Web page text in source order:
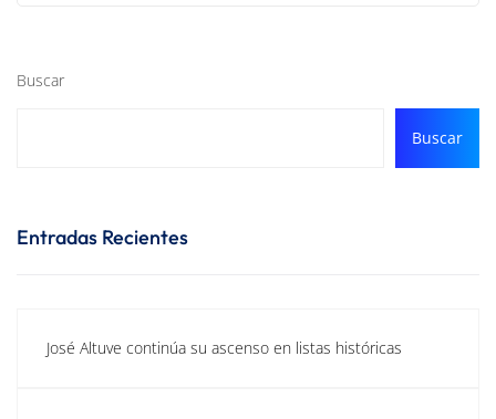
Buscar
Buscar
Entradas Recientes
José Altuve continúa su ascenso en listas históricas